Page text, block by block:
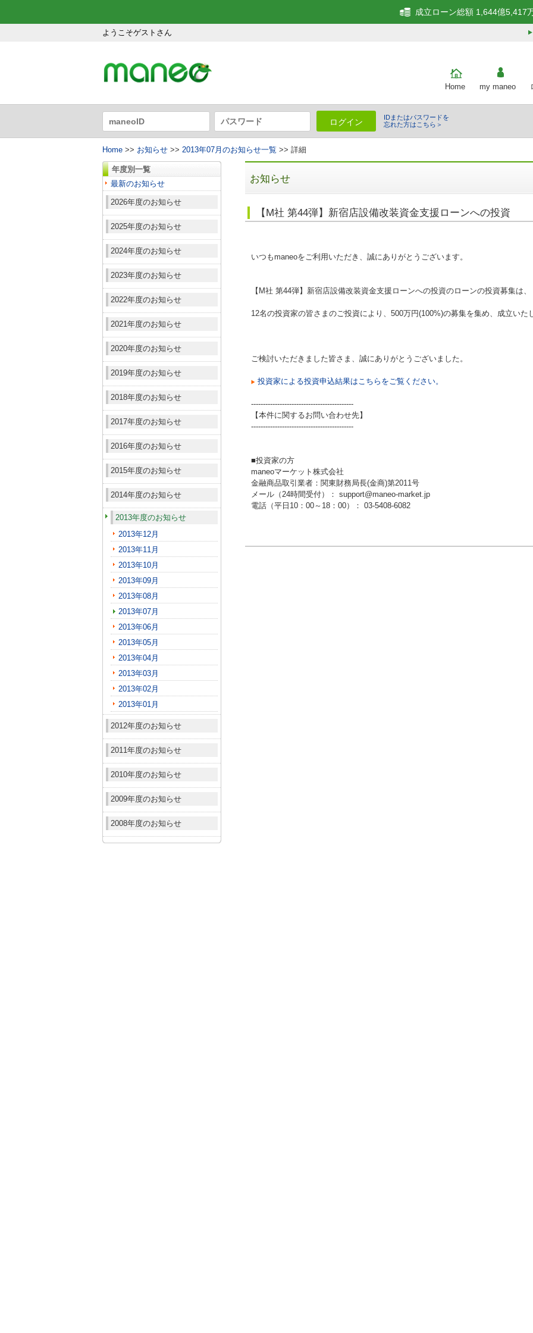
ようこそゲストさん
成立ローン総額 1,644億5,417
Home my maneo
ログイン
IDまたはパスワードを
忘れた方はこちら＞
Home >> お知らせ >> 2013年07月のお知らせ一覧 >> 詳細
年度別一覧
最新のお知らせ
2026年度のお知らせ
2025年度のお知らせ
2024年度のお知らせ
2023年度のお知らせ
2022年度のお知らせ
2021年度のお知らせ
2020年度のお知らせ
2019年度のお知らせ
2018年度のお知らせ
2017年度のお知らせ
2016年度のお知らせ
2015年度のお知らせ
2014年度のお知らせ
2013年度のお知らせ
2013年12月
2013年11月
2013年10月
2013年09月
2013年08月
2013年07月
2013年06月
2013年05月
2013年04月
2013年03月
2013年02月
2013年01月
2012年度のお知らせ
2011年度のお知らせ
2010年度のお知らせ
2009年度のお知らせ
2008年度のお知らせ
お知らせ
【M社 第44弾】新宿店設備改装資金支援ローンへの投資
いつもmaneoをご利用いただき、誠にありがとうございます。
【M社 第44弾】新宿店設備改装資金支援ローンへの投資のローンの投資募集は、
12名の投資家の皆さまのご投資により、500万円(100%)の募集を集め、成立いた
ご検討いただきました皆さま、誠にありがとうございました。
投資家による投資申込結果はこちらをご覧ください。
-------------------------------------------
【本件に関するお問い合わせ先】
-------------------------------------------
■投資家の方
maneoマーケット株式会社
金融商品取引業者：関東財務局長(金商)第2011号
メール（24時間受付）： support@maneo-market.jp
電話（平日10：00～18：00）： 03-5408-6082